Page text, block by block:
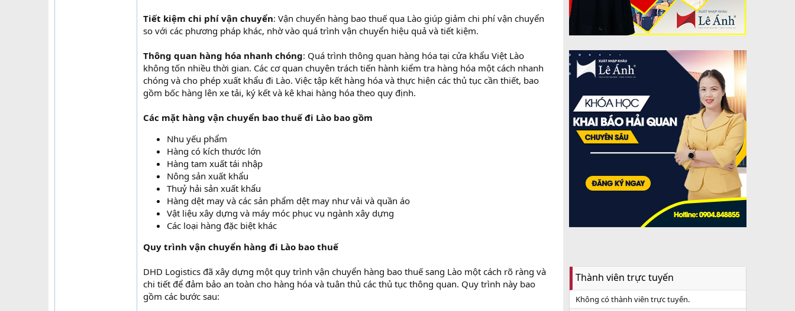
Tiết kiệm chi phí vận chuyển: Vận chuyển hàng bao thuế qua Lào giúp giảm chi phí vận chuyển
so với các phương pháp khác, nhờ vào quá trình vận chuyển hiệu quả và tiết kiệm.
Thông quan hàng hóa nhanh chóng: Quá trình thông quan hàng hóa tại cửa khẩu Việt Lào
không tốn nhiều thời gian. Các cơ quan chuyên trách tiến hành kiểm tra hàng hóa một cách nhanh
chóng và cho phép xuất khẩu đi Lào. Việc tập kết hàng hóa và thực hiện các thủ tục cần thiết, bao
gồm bốc hàng lên xe tải, ký kết và kê khai hàng hóa theo quy định.
Các mặt hàng vận chuyển bao thuế đi Lào bao gồm
Nhu yếu phẩm
Hàng có kích thước lớn
Hàng tam xuất tái nhập
Nông sản xuất khẩu
Thuỷ hải sản xuất khẩu
Hàng dệt may và các sản phẩm dệt may như vải và quần áo
Vật liệu xây dựng và máy móc phục vụ ngành xây dựng
Các loại hàng đặc biệt khác
Quy trình vận chuyển hàng đi Lào bao thuế
DHD Logistics đã xây dựng một quy trình vận chuyển hàng bao thuế sang Lào một cách rõ ràng và
chi tiết để đảm bảo an toàn cho hàng hóa và tuân thủ các thủ tục thông quan. Quy trình này bao
gồm các bước sau:
Thành viên trực tuyến
Không có thành viên trực tuyến.